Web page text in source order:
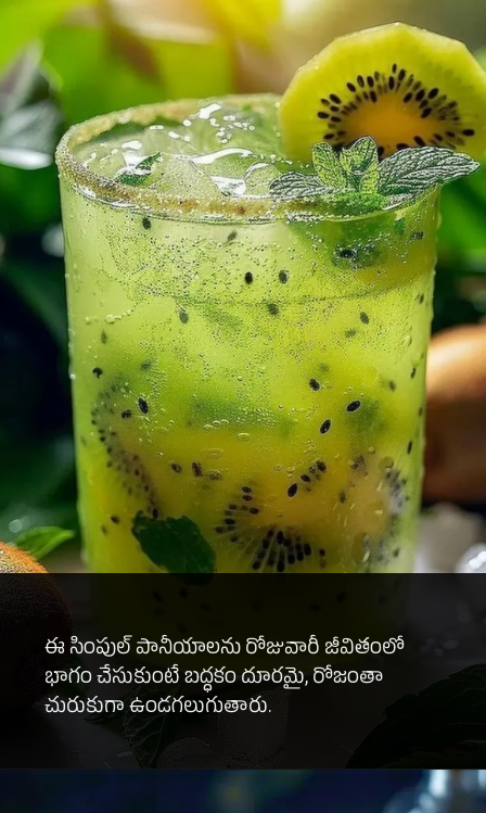
ఈ సింపుల్ పానీయాలను రోజువారీ జీవితంలో
భాగం చేసుకుంటే బద్ధకం దూరమై, రోజంతా
చురుకుగా ఉండగలుగుతారు.